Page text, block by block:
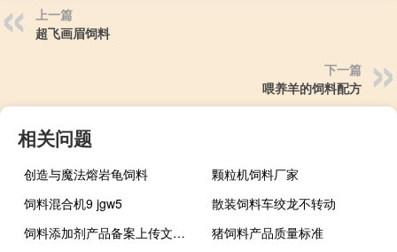
上一篇
超飞画眉饲料
下一篇
喂养羊的饲料配方
相关问题
创造与魔法熔岩龟饲料
颗粒机饲料厂家
饲料混合机9 jgw5
散装饲料车绞龙不转动
饲料添加剂产品备案上传文件失败是什么原因
猪饲料产品质量标准